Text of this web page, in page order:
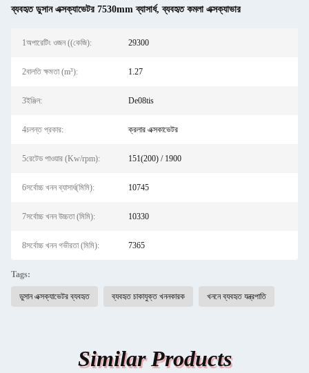
ব্যবহৃত ডুসান এক্সক্যাভেটর 7530mm ব্যাসার্ধ,ব্যবহৃত কমলা এক্সক্যাভার
1অপারেটিং ওজন ((কেজি): 29300
2বালতি ক্ষমতা (m³): 1.27
3ইঞ্জিন: De08tis
4চলন্ত প্রকার: ক্রলার এক্সকাভেটর
5রেটেড পাওয়ার (Kw/rpm): 151(200) / 1900
6সর্বোচ্চ খনন ব্যাসার্ধ(মিমি): 10745
7সর্বোচ্চ খনন উচ্চতা (মিমি): 10330
8সর্বোচ্চ খনন গভীরতা (মিমি): 7365
Tags:
ডুসান এক্সক্যাভেটর ব্যবহৃত ব্যবহৃত চাকাযুক্ত খননকারক খননে ব্যবহৃত যন্ত্রপাতি
Similar Products